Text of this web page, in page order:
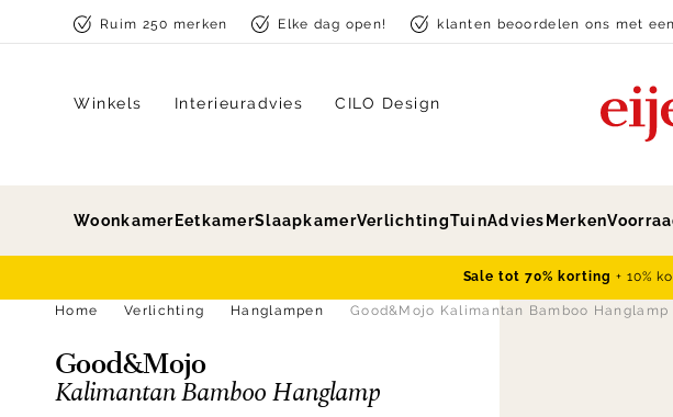
Skip to contentRuim 250 merken Elke dag open! klanten beoordelen ons met
Winkels Interieuradvies CILO Design
Woonkamer EetkamerSlaapkamerVerlichtingTuinAdvies Merken
Sale tot 70% korting + 10%
Home
Verlichting Hanglampen Good&Mojo Kalimantan Bamboo Hanglamp
Good&Mojo
Kalimantan Bamboo Hanglamp